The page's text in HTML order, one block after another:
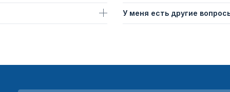
У меня есть другие